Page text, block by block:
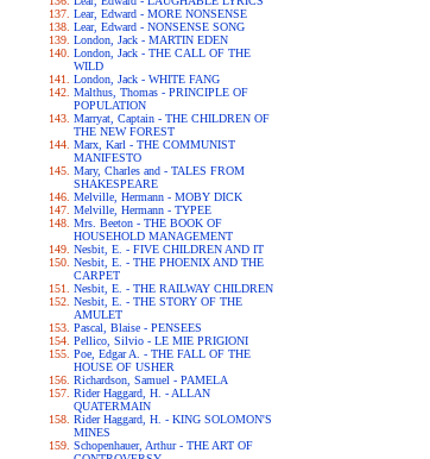
Lear, Edward - MORE NONSENSE
Lear, Edward - NONSENSE SONG
London, Jack - MARTIN EDEN
London, Jack - THE CALL OF THE
WILD
London, Jack - WHITE FANG
Malthus, Thomas - PRINCIPLE OF
POPULATION
Marryat, Captain - THE CHILDREN OF
THE NEW FOREST
Marx, Karl - THE COMMUNIST
MANIFESTO
Mary, Charles and - TALES FROM
SHAKESPEARE
Melville, Hermann - MOBY DICK
Melville, Hermann - TYPEE
Mrs. Beeton - THE BOOK OF
HOUSEHOLD MANAGEMENT
Nesbit, E. - FIVE CHILDREN AND IT
Nesbit, E. - THE PHOENIX AND THE
CARPET
Nesbit, E. - THE RAILWAY CHILDREN
Nesbit, E. - THE STORY OF THE
AMULET
Pascal, Blaise - PENSEES
Pellico, Silvio - LE MIE PRIGIONI
Poe, Edgar A. - THE FALL OF THE
HOUSE OF USHER
Richardson, Samuel - PAMELA
Rider Haggard, H. - ALLAN
QUATERMAIN
Rider Haggard, H. - KING SOLOMON'S
MINES
Schopenhauer, Arthur - THE ART OF